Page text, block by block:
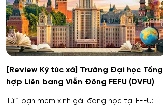
[Review Ký túc xá] Trường Đại học Tổng
hợp Liên bang Viễn Đông FEFU (DVFU)
Từ 1 bạn mem xinh gái đang học tại FEFU: